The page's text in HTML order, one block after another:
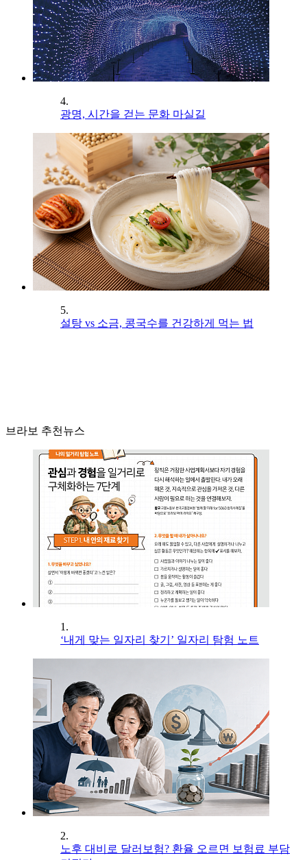
4.
광명, 시간을 걷는 문화 마실길
5.
설탕 vs 소금, 콩국수를 건강하게 먹는 법
브라보 추천뉴스
1.
‘내게 맞는 일자리 찾기’ 일자리 탐험 노트
2.
노후 대비로 달러보험? 환율 오르면 보험료 부담